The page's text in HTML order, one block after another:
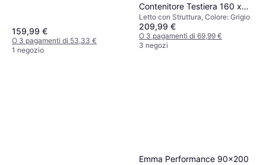
159,99 €
O 3 pagamenti di 53,33 €
1 negozio
Contenitore Testiera 160 x
200 cm Letto con Struttura
Letto con Struttura, Colore: Grigio
209,99 €
O 3 pagamenti di 69,99 €
3 negozi
Emma Performance 90x200